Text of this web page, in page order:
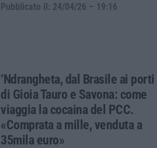
Pubblicato il: 24/04/26 – 19:16
‘Ndrangheta, dal Brasile ai porti
di Gioia Tauro e Savona: come
viaggia la cocaina del PCC.
«Comprata a mille, venduta a
35mila euro»